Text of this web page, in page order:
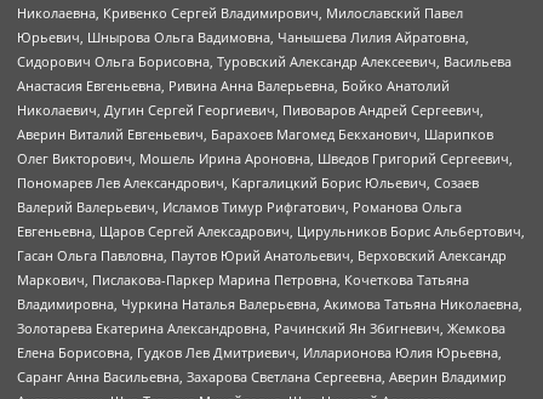
Николаевна, Кривенко Сергей Владимирович, Милославский Павел
Юрьевич, Шнырова Ольга Вадимовна, Чанышева Лилия Айратовна,
Сидорович Ольга Борисовна, Туровский Александр Алексеевич, Васильева
Анастасия Евгеньевна, Ривина Анна Валерьевна, Бойко Анатолий
Николаевич, Дугин Сергей Георгиевич, Пивоваров Андрей Сергеевич,
Аверин Виталий Евгеньевич, Барахоев Магомед Бекханович, Шарипков
Олег Викторович, Мошель Ирина Ароновна, Шведов Григорий Сергеевич,
Пономарев Лев Александрович, Каргалицкий Борис Юльевич, Созаев
Валерий Валерьевич, Исламов Тимур Рифгатович, Романова Ольга
Евгеньевна, Щаров Сергей Алексадрович, Цирульников Борис Альбертович,
Гасан Ольга Павловна, Паутов Юрий Анатольевич, Верховский Александр
Маркович, Пислакова-Паркер Марина Петровна, Кочеткова Татьяна
Владимировна, Чуркина Наталья Валерьевна, Акимова Татьяна Николаевна,
Золотарева Екатерина Александровна, Рачинский Ян Збигневич, Жемкова
Елена Борисовна, Гудков Лев Дмитриевич, Илларионова Юлия Юрьевна,
Саранг Анна Васильевна, Захарова Светлана Сергеевна, Аверин Владимир